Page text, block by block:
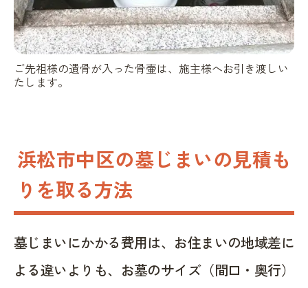
ご先祖様の遺骨が入った骨壷は、施主様へお引き渡しい
たします。
浜松市中区の墓じまいの見積も
りを取る方法
墓じまいにかかる費用は、お住まいの地域差に
よる違いよりも、お墓のサイズ（間口・奥行）